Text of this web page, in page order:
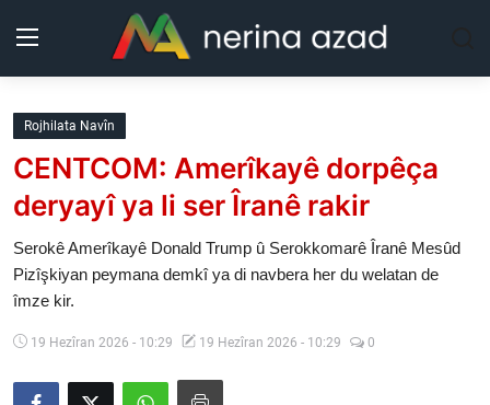
Kurdistan
Herêm
Rojev
Lêkolîn
Nerin
Rojhilata Navîn
CENTCOM: Amerîkayê dorpêça
deryayî ya li ser Îranê rakir
Serokê Amerîkayê Donald Trump û Serokkomarê Îranê Mesûd
Pizîşkiyan peymana demkî ya di navbera her du welatan de
îmze kir.
19 Hezîran 2026 - 10:29 19 Hezîran 2026 - 10:29 0